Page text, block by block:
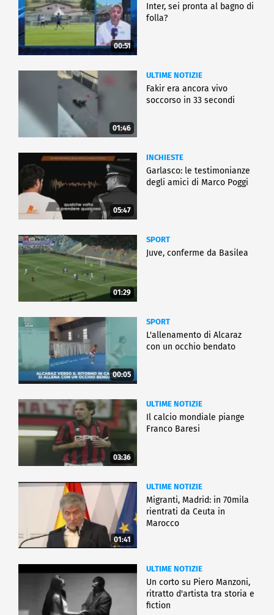
00:51
Inter, sei pronta al bagno di
folla?
01:46
ULTIME NOTIZIE
Fakir era ancora vivo
soccorso in 33 secondi
05:47
INCHIESTE
Garlasco: le testimonianze
degli amici di Marco Poggi
01:29
SPORT
Juve, conferme da Basilea
00:05
SPORT
L'allenamento di Alcaraz
con un occhio bendato
03:36
ULTIME NOTIZIE
Il calcio mondiale piange
Franco Baresi
01:41
ULTIME NOTIZIE
Migranti, Madrid: in 70mila
rientrati da Ceuta in
Marocco
ULTIME NOTIZIE
Un corto su Piero Manzoni,
ritratto d'artista tra storia e
fiction